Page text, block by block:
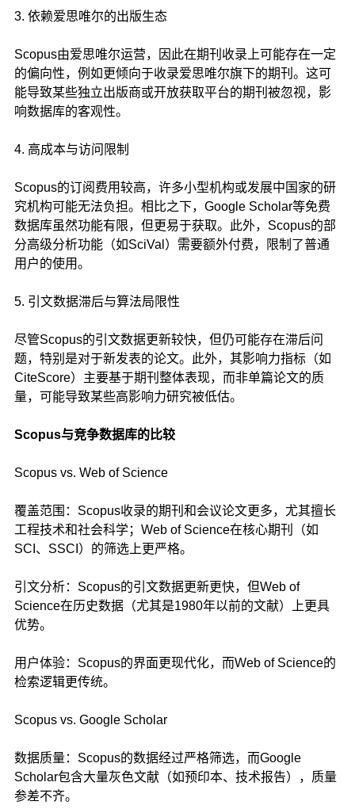
3. 依赖爱思唯尔的出版生态
Scopus由爱思唯尔运营，因此在期刊收录上可能存在一定
的偏向性，例如更倾向于收录爱思唯尔旗下的期刊。这可
能导致某些独立出版商或开放获取平台的期刊被忽视，影
响数据库的客观性。
4. 高成本与访问限制
Scopus的订阅费用较高，许多小型机构或发展中国家的研
究机构可能无法负担。相比之下，Google Scholar等免费
数据库虽然功能有限，但更易于获取。此外，Scopus的部
分高级分析功能（如SciVal）需要额外付费，限制了普通
用户的使用。
5. 引文数据滞后与算法局限性
尽管Scopus的引文数据更新较快，但仍可能存在滞后问
题，特别是对于新发表的论文。此外，其影响力指标（如
CiteScore）主要基于期刊整体表现，而非单篇论文的质
量，可能导致某些高影响力研究被低估。
Scopus与竞争数据库的比较
Scopus vs. Web of Science
覆盖范围：Scopus收录的期刊和会议论文更多，尤其擅长
工程技术和社会科学；Web of Science在核心期刊（如
SCI、SSCI）的筛选上更严格。
引文分析：Scopus的引文数据更新更快，但Web of
Science在历史数据（尤其是1980年以前的文献）上更具
优势。
用户体验：Scopus的界面更现代化，而Web of Science的
检索逻辑更传统。
Scopus vs. Google Scholar
数据质量：Scopus的数据经过严格筛选，而Google
Scholar包含大量灰色文献（如预印本、技术报告），质量
参差不齐。